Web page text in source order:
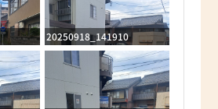
20250918_141910